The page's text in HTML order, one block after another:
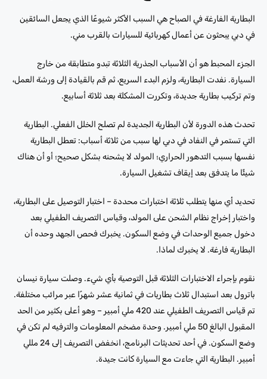
البطارية الفارغة في الصباح هي السبب الأكثر شيوعًا الذي يجعل السائقين
في دبي يبحثون عن أعمال كهربائية للسيارات بالقرب مني.
الجزء المحبط هو أن الأسباب الجذرية الثلاثة تبدو متطابقة من خارج
السيارة. نفدت البطارية، ولزم البدء السريع، ثم قم بالقيادة إلى ورشة العمل،
وتم تركيب بطارية جديدة، وتكررت المشكلة بعد ثلاثة أسابيع.
تحدث هذه الدورة لأن البطارية الجديدة لم تصلح الخلل الفعلي. البطارية
التي تستمر في النفاد في دبي لها سبب من ثلاثة أسباب: تعطل البطارية
نفسها بسبب التدهور الحراري؛ المولد لا يشحنه بشكل صحيح؛ أو أن هناك
شيئًا ما يتدفق بعد إيقاف تشغيل السيارة.
تحديد أي منها يتطلب ثلاثة اختبارات محددة – اختبار التوصيل على البطارية،
واختبار إخراج نظام الشحن على المولد، وقياس التصريف الطفيلي بعد
دخول جميع الوحدات في وضع السكون. يخبرك فحص الجهد وحده أن
البطارية فارغة. لا يخبرك لماذا.
نقوم بإجراء الاختبارات الثلاثة قبل التوصية بأي شيء. وصلت سيارة نيسان
باترول بعد استبدال ثلاث بطاريات في ثمانية عشر شهرًا عبر مرائب مختلفة.
تم قياس التصريف الطفيلي عند 420 ملي أمبير – وهو أعلى بكثير من الحد
المقبول البالغ 50 ملي أمبير. وحدة مضخم المعلومات والترفيه لم تكن في
وضع السكون. في أحد تحديثات البرنامج، انخفض التصريف إلى 24 مللي
أمبير. البطارية التي جاءت مع السيارة كانت جيدة.